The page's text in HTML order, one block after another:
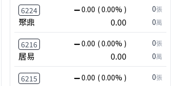
6224 0.00 ( 0.00% )
聚鼎 0.00
0張
0萬
6216 0.00 ( 0.00% )
居易 0.00
0張
0萬
6215 0.00 ( 0.00% ) 0張